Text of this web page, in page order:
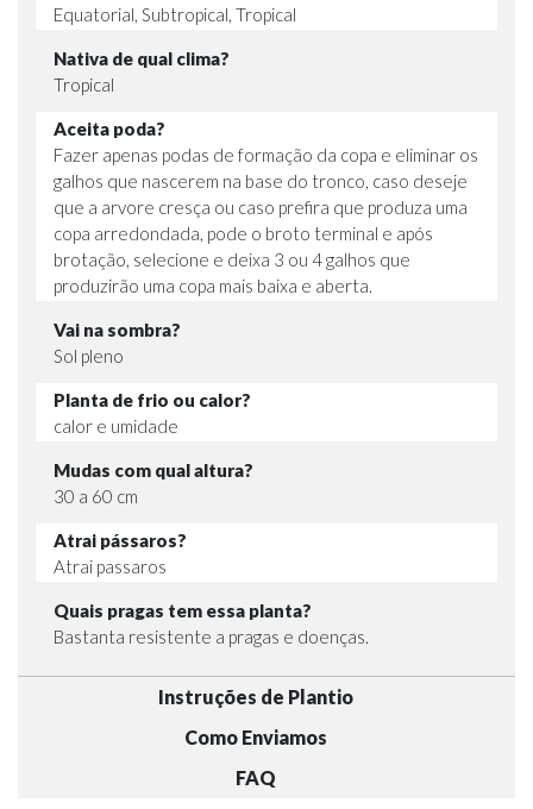
Equatorial, Subtropical, Tropical
Nativa de qual clima?
Tropical
Aceita poda?
Fazer apenas podas de formação da copa e eliminar os
galhos que nascerem na base do tronco, caso deseje
que a arvore cresça ou caso prefira que produza uma
copa arredondada, pode o broto terminal e após
brotação, selecione e deixa 3 ou 4 galhos que
produzirão uma copa mais baixa e aberta.
Vai na sombra?
Sol pleno
Planta de frio ou calor?
calor e umidade
Mudas com qual altura?
30 a 60 cm
Atrai pássaros?
Atrai passaros
Quais pragas tem essa planta?
Bastanta resistente a pragas e doenças.
Instruções de Plantio
Como Enviamos
FAQ